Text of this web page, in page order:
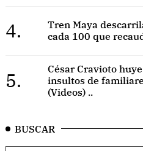
4.
Tren Maya
cada 100 que
5.
César Cravioto
insultos de
(Videos) ..
BUSCAR